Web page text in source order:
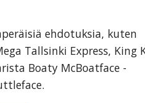
ehdotuksia, kuten
Tallsinki Express, King
Boaty McBoatface -